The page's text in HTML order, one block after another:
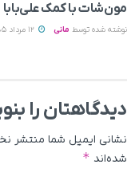
مون‌شات با کمک
نوشته شده توسط مانی
دیدگاهتان را
نشانی ایمیل شما منتشر
شده‌اند *